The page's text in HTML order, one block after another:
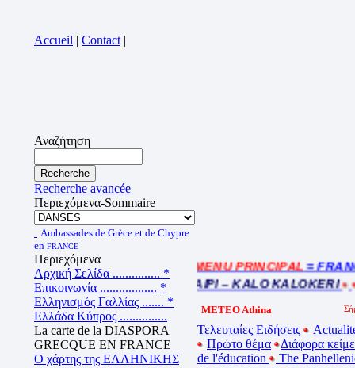
Accueil | Contact |
Αναζήτηση
Recherche avancée
Περιεχόμενα-Sommaire
Ambassades de Grèce et de Chypre
en FRANCE
Περιεχόμενα
Αρχική Σελίδα ............... *
Επικοινωνία .................. *
Ελληνισμός Γαλλίας ....... *
Ελλάδα Κύπρος ...............
La carte de la DIASPORA
GRECQUE EN FRANCE
Ο χάρτης της ΕΛΛΗΝΙΚΗΣ
Cliquez sur la bande annonce = MENU PRINCIPAL=
BEL ETE – ΚΑΛΟ ΚΑΛΟΚΑΙΡΙ – KALO KALOKERI
METEO Athina
Τελευταίες Ειδήσεις
Πρώτο θέμα
Διάφορα
de l'éducation
The